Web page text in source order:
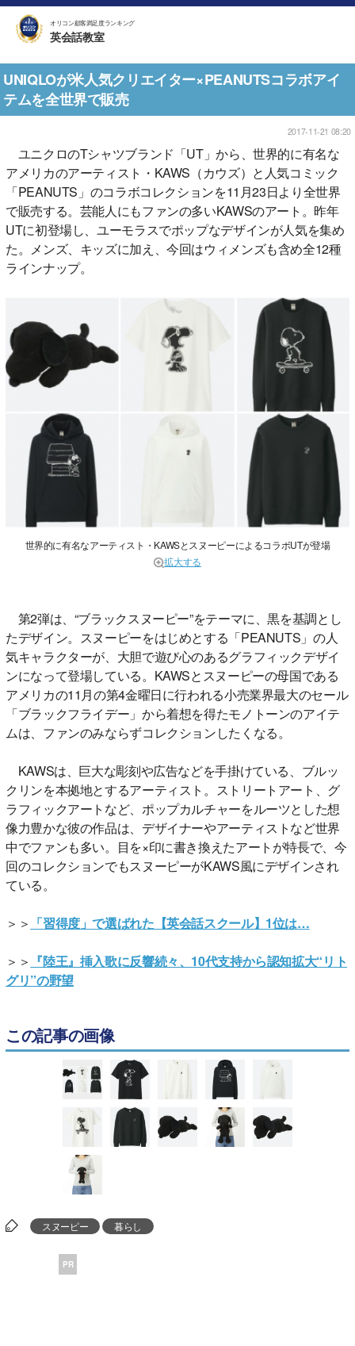
オリコン顧客満足度ランキング
英会話教室
UNIQLOが米人気クリエイター×PEANUTSコラボアイ
テムを全世界で販売
2017-11-21 08:20
ユニクロのTシャツブランド「UT」から、世界的に有名な
アメリカのアーティスト・KAWS（カウズ）と人気コミック
「PEANUTS」のコラボコレクションを11月23日より全世界
で販売する。芸能人にもファンの多いKAWSのアート。昨年
UTに初登場し、ユーモラスでポップなデザインが人気を集め
た。メンズ、キッズに加え、今回はウィメンズも含め全12種
ラインナップ。
世界的に有名なアーティスト・KAWSとスヌーピーによるコラボUTが登場
拡大する
第2弾は、“ブラックスヌーピー”をテーマに、黒を基調とし
たデザイン。スヌーピーをはじめとする「PEANUTS」の人
気キャラクターが、大胆で遊び心のあるグラフィックデザイ
ンになって登場している。KAWSとスヌーピーの母国である
アメリカの11月の第4金曜日に行われる小売業界最大のセール
「ブラックフライデー」から着想を得たモノトーンのアイテ
ムは、ファンのみならずコレクションしたくなる。
KAWSは、巨大な彫刻や広告などを手掛けている、ブルッ
クリンを本拠地とするアーティスト。ストリートアート、グ
ラフィックアートなど、ポップカルチャーをルーツとした想
像力豊かな彼の作品は、デザイナーやアーティストなど世界
中でファンも多い。目を×印に書き換えたアートが特長で、今
回のコレクションでもスヌーピーがKAWS風にデザインされ
ている。
＞＞ 「習得度」で選ばれた【英会話スクール】1位は…
＞＞ 『陸王』挿入歌に反響続々、10代支持から認知拡大“リト
グリ”の野望
この記事の画像
スヌーピー 暮らし
PR